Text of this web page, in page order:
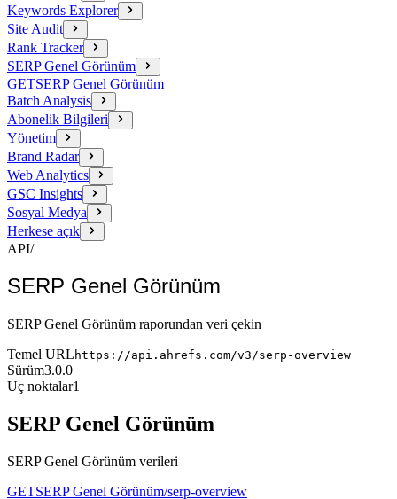
Keywords Explorer
Site Audit
Rank Tracker
SERP Genel Görünüm
GETSERP Genel Görünüm
Batch Analysis
Abonelik Bilgileri
Yönetim
Brand Radar
Web Analytics
GSC Insights
Sosyal Medya
Herkese açık
API/
SERP Genel Görünüm
SERP Genel Görünüm raporundan veri çekin
Temel URL https://api.ahrefs.com/v3/serp-overview
Sürüm3.0.0
Uç noktalar1
SERP Genel Görünüm
SERP Genel Görünüm verileri
GETSERP Genel Görünüm/serp-overview